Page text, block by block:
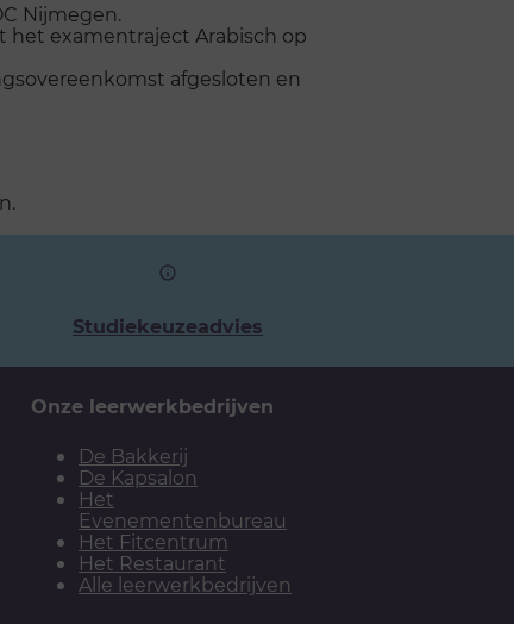
Nijmegen.
examentraject Arabisch op
afgesloten en
Studiekeuzeadvies
Onze leerwerkbedrijven
De Bakkerij
De Kapsalon
Het
Evenementenbureau
Het Fitcentrum
Het Restaurant
Alle leerwerkbedrijven